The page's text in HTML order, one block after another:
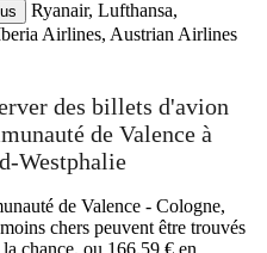
Ryanair, Lufthansa,
Airlines, Austrian Airlines
©CARTO, ©OpenStreetMapcontributors
des billets d'avion
de Valence à
Westphalie
de Valence - Cologne,
chers peuvent être trouvés
chance, ou 166,59 € en